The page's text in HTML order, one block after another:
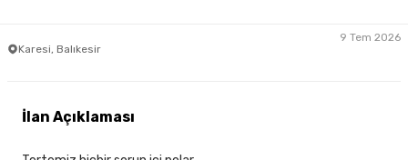
Karesi, Balıkesir
9 Tem 2026
İlan Açıklaması